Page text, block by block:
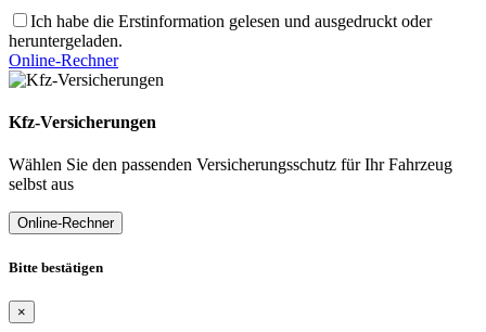
Ich habe die Erstinformation gelesen und ausgedruckt oder
heruntergeladen.
Online-Rechner
Kfz-Versicherungen
Wählen Sie den passenden Versicherungsschutz für Ihr Fahrzeug
selbst aus
Online-Rechner
Bitte bestätigen
×